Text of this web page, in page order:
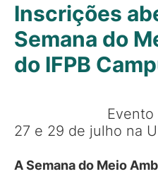
Inscrições
Semana do
do IFPB
27 e 29 de julho na
A Semana do Meio